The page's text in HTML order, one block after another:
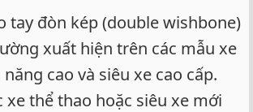
tay đòn kép (double wishbone)
xuất hiện trên các mẫu xe
cao và siêu xe cao cấp.
xe thể thao hoặc siêu xe mới